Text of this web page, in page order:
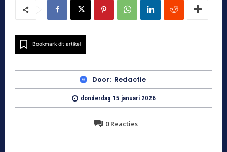
Bookmark dit artikel
Door: Redactie
donderdag 15 januari 2026
0Reacties